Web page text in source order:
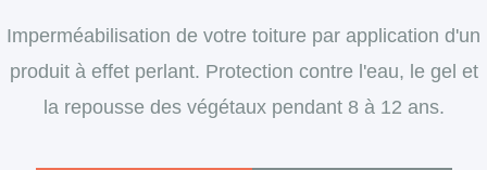
Imperméabilisation de votre toiture par application d'un
produit à effet perlant. Protection contre l'eau, le gel et
la repousse des végétaux pendant 8 à 12 ans.